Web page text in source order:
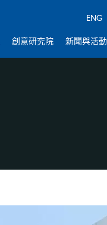
ENG
創意研究院 新聞與活動